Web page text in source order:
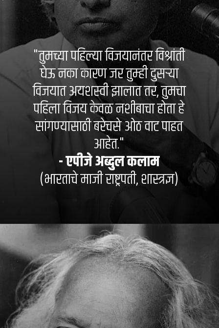
"तुमच्या पहिल्या विजयानंतर विश्रांती
घेऊ नका कारण जर तुम्ही दुसऱ्या
विजयात अयशस्वी झालात तर, तुमचा
पहिला विजय केवळ नशीबाचा होता हे
सांगण्यासाठी बरेचसे ओठ वाट पाहत
आहेत."
- एपीजे अब्दुल कलाम
(भारताचे माजी राष्ट्रपती, शास्त्रज्ञ)